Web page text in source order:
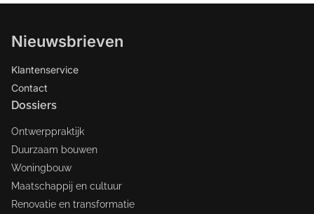
Nieuwsbrieven
Klantenservice
Contact
Dossiers
Ontwerppraktijk
Duurzaam bouwen
Woningbouw
Maatschappij en cultuur
Renovatie en transformatie